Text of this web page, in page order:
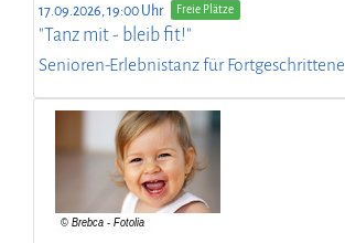
17.09.2026, 19:00 Uhr Freie Plätze
"Tanz mit - bleib fit!"
Senioren-Erlebnistanz für Fortgeschrittene